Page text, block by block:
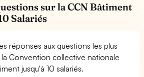
sur la CCN Bâtiment
Salariés
réponses aux questions les plus
Convention collective nationale
jusqu'à 10 salariés.